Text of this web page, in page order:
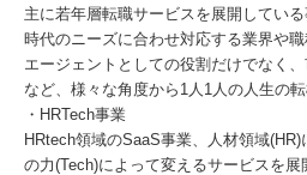
主に若年層転職サービスを展開している
時代のニーズに合わせ対応する業界や職
エージェントとしての役割だけでなく
など、様々な角度から1人1人の人生の転
・HRTech事業
HRtech領域のSaaS事業、人材領域
の力(Tech)によって変えるサービスを